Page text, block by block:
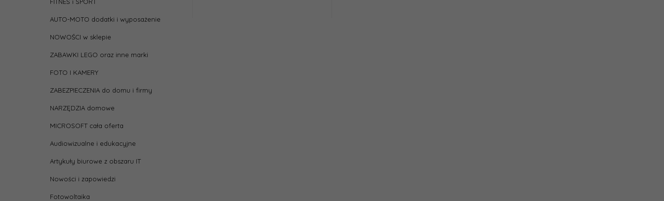
AUTO-MOTO dodatki i wyposażenie
NOWOŚCI w sklepie
ZABAWKI LEGO oraz inne marki
FOTO I KAMERY
ZABEZPIECZENIA do domu i firmy
NARZĘDZIA domowe
MICROSOFT cała oferta
Audiowizualne i edukacyjne
Artykuły biurowe z obszaru IT
Nowości i zapowiedzi
Fotowoltaika